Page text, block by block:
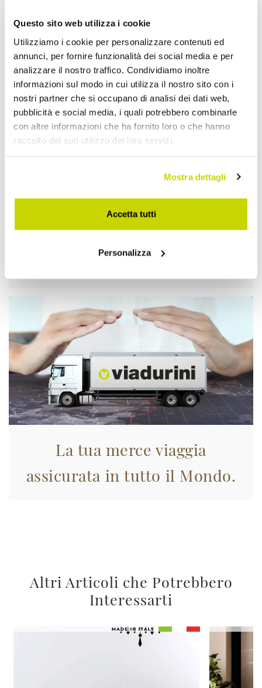
Questo sito web utilizza i cookie
Utilizziamo i cookie per personalizzare contenuti ed
annunci, per fornire funzionalità dei social media e per
analizzare il nostro traffico. Condividiamo inoltre
informazioni sul modo in cui utilizza il nostro sito con i
nostri partner che si occupano di analisi dei dati web,
pubblicità e social media, i quali potrebbero combinarle
con altre informazioni che ha fornito loro o che hanno
raccolto dal suo utilizzo dei loro servizi.
Mostra dettagli
Accetta tutti
Personalizza
Approfittane subito!
La tua merce viaggia
assicurata in tutto il Mondo.
Altri Articoli che Potrebbero
Interessarti